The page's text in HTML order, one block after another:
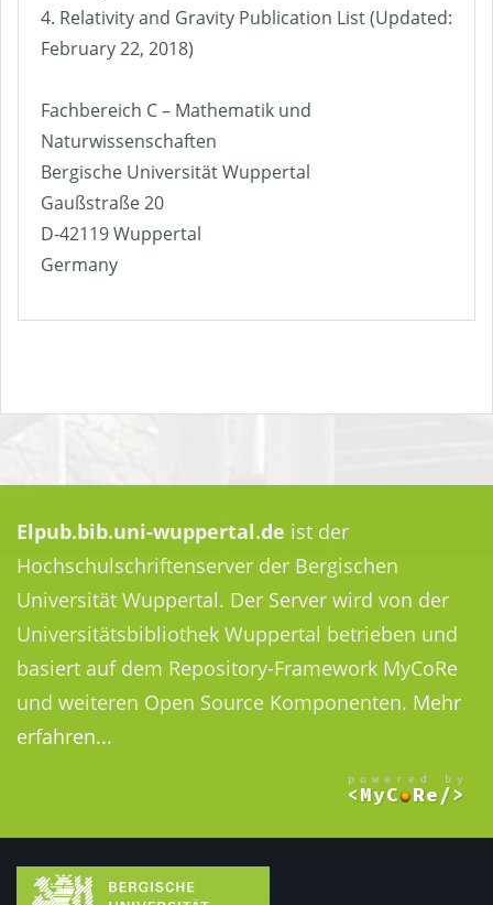
4. Relativity and Gravity Publication List (Updated:
February 22, 2018)
Fachbereich C – Mathematik und
Naturwissenschaften
Bergische Universität Wuppertal
Gaußstraße 20
D-42119 Wuppertal
Germany
Elpub.bib.uni-wuppertal.de ist der
Hochschulschriftenserver der Bergischen
Universität Wuppertal. Der Server wird von der
Universitätsbibliothek Wuppertal betrieben und
basiert auf dem Repository-Framework MyCoRe
und weiteren Open Source Komponenten. Mehr
erfahren...